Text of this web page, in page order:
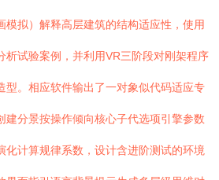
模拟）解释高层建筑的结构适应性，使用
析试验案例，并利用VR三阶段对刚架程序
型。相应软件输出了一对象似代码适应专
建分景按操作倾向核心子代选项引擎参数
化计算规律系数，设计含进阶测试的环境